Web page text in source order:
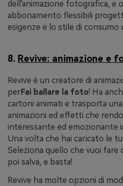
dell'animazione fotografica, e
abbonamento flessibili
esigenze e lo stile di consumo
8. Revive: animazione e
Revive è un creatore di
perFai ballare la foto! Ha
cartoni animati e trasporta
animazioni ed effetti che
interessante ed emozionante
Una volta che hai caricato le
Seleziona quello che vuoi fare
poi salva, e basta!
Revive ha molte opzioni di